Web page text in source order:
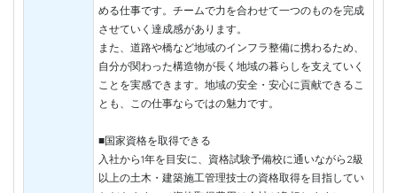
める仕事です。チームで力を合わせて一つのものを完成
させていく達成感があります。
また、道路や橋など地域のインフラ整備に携わるため、
自分が関わった構造物が長く地域の暮らしを支えていく
ことを実感できます。地域の安全・安心に貢献できるこ
とも、この仕事ならではの魅力です。
■国家資格を取得できる
入社から1年を目安に、資格試験予備校に通いながら2級
以上の土木・建築施工管理技士の資格取得を目指してい